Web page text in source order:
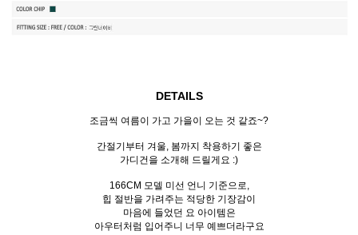
DETAILS
조금씩 여름이 가고 가을이 오는 것 같죠~?
간절기부터 겨울, 봄까지 착용하기 좋은
가디건을 소개해 드릴게요 :)
166CM 모델 미선 언니 기준으로,
힙 절반을 가려주는 적당한 기장감이
마음에 들었던 요 아이템은
아우터처럼 입어주니 너무 예쁘더라구요